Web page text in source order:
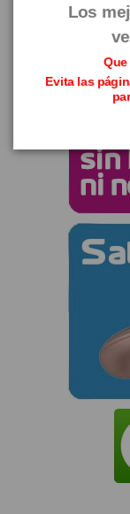
Los
Evita las